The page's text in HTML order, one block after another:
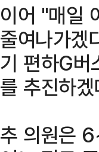
이어 "매일
줄여나가
기 편하G버
를 추진하
추 의원은